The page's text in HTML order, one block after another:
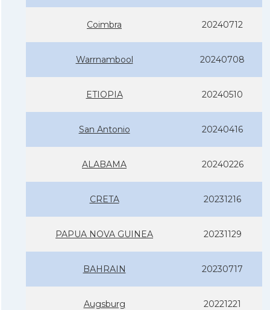
Coimbra 20240712
Warrnambool 20240708
ETIOPIA 20240510
San Antonio 20240416
ALABAMA 20240226
CRETA 20231216
PAPUA NOVA GUINEA 20231129
BAHRAIN 20230717
Augsburg 20221221